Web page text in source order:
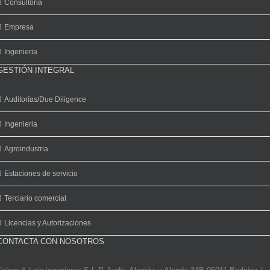
Consultoria
Empresa
Ingenieria
INTEGRAL
Auditorías/Due Diligence
Ingenieria
Agroindustria
Estaciones de servicio
Terciario comercial
Licencias y Autorizaciones
CON NOSOTROS